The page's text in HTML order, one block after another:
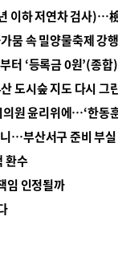
터 ‘등록금 0원’(종합)
도시숲 지도 다시 그
…부산서구 준비 부실
환수
임 인정될까